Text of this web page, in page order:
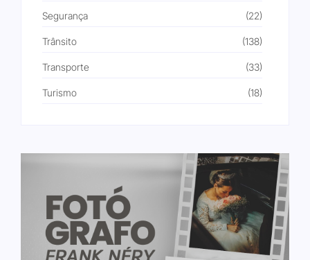
Segurança (22)
Trânsito (138)
Transporte (33)
Turismo (18)